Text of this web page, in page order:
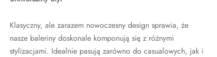
Klasyczny, ale zarazem nowoczesny design sprawia, że
nasze baleriny doskonale komponują się z różnymi
stylizacjami. Idealnie pasują zarówno do casualowych, jak i